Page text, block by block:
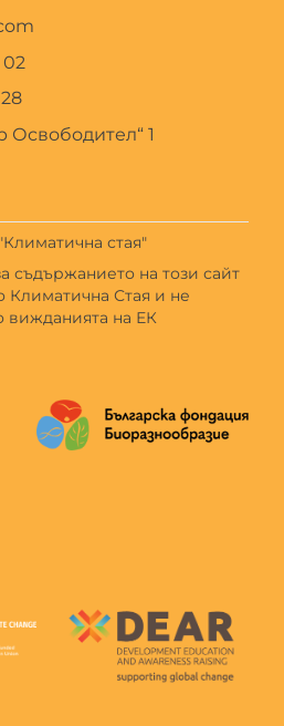
02
Освободител“ 1
стая"
съдържанието на този сайт
Климатична Стая и не
вижданията на ЕК